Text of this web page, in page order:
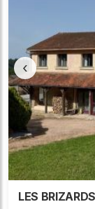
‹
LES BRIZARDS